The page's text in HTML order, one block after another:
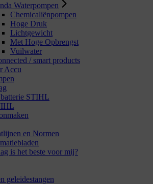
Waterpompen
Chemicaliënpompen
Hoge Druk
Lichtgewicht
Met Hoge Opbrengst
Vuilwater
/ smart products
Accu
STIHL
en Normen
is het beste voor mij?
geleidestangen